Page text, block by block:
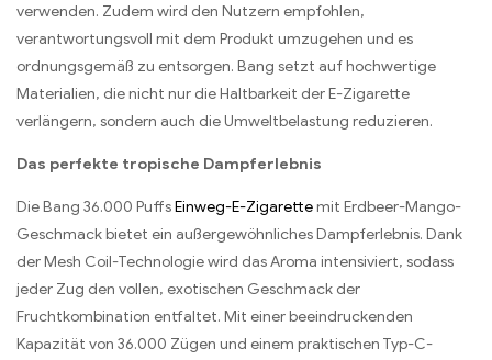
verwenden. Zudem wird den Nutzern empfohlen,
verantwortungsvoll mit dem Produkt umzugehen und es
ordnungsgemäß zu entsorgen. Bang setzt auf hochwertige
Materialien, die nicht nur die Haltbarkeit der E-Zigarette
verlängern, sondern auch die Umweltbelastung reduzieren.
Das perfekte tropische Dampferlebnis
Die Bang 36.000 PuffsEinweg-E-Zigarettemit Erdbeer-Mango-
Geschmack bietet ein außergewöhnliches Dampferlebnis. Dank
der Mesh Coil-Technologie wird das Aroma intensiviert, sodass
jeder Zug den vollen, exotischen Geschmack der
Fruchtkombination entfaltet. Mit einer beeindruckenden
Kapazität von 36.000 Zügen und einem praktischen Typ-C-